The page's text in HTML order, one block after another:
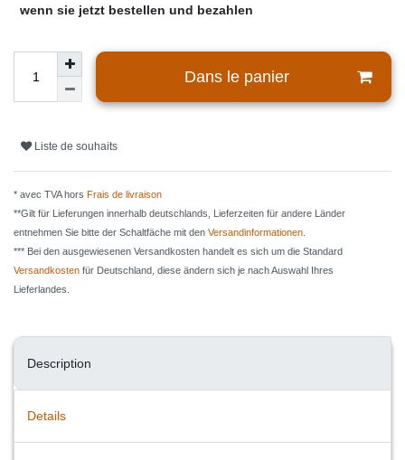
wenn sie jetzt bestellen und bezahlen
Dans le panier
Liste de souhaits
* avec TVA hors Frais de livraison
**Gilt für Lieferungen innerhalb deutschlands, Lieferzeiten für andere Länder
entnehmen Sie bitte der Schaltfäche mit den Versandinformationen
*** Bei den ausgewiesenen Versandkosten handelt es sich um die Standard
Versandkosten für Deutschland, diese ändern sich je nach Auswahl Ihres
Lieferlandes.
Description
Details